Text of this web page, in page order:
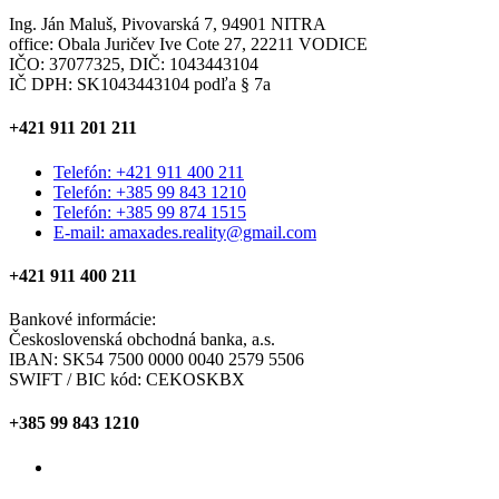
Ing. Ján Maluš, Pivovarská 7, 94901 NITRA
office: Obala Juričev Ive Cote 27, 22211 VODICE
IČO: 37077325, DIČ: 1043443104
IČ DPH: SK1043443104 podľa § 7a
+421 911 201 211
Telefón: +421 911 400 211
Telefón: +385 99 843 1210
Telefón: +385 99 874 1515
E-mail: amaxades.reality@gmail.com
+421 911 400 211
Bankové informácie:
Československá obchodná banka, a.s.
IBAN: SK54 7500 0000 0040 2579 5506
SWIFT / BIC kód: CEKOSKBX
+385 99 843 1210